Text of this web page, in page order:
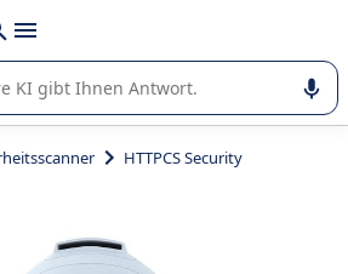
mit
Sie bei der Nutzung oder Auswahl
HTTPCS Security